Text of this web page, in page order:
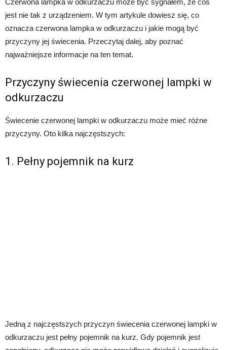
Czerwona lampka w odkurzaczu może być sygnałem, że coś
jest nie tak z urządzeniem. W tym artykule dowiesz się, co
oznacza czerwona lampka w odkurzaczu i jakie mogą być
przyczyny jej świecenia. Przeczytaj dalej, aby poznać
najważniejsze informacje na ten temat.
Przyczyny świecenia czerwonej lampki w
odkurzaczu
Świecenie czerwonej lampki w odkurzaczu może mieć różne
przyczyny. Oto kilka najczęstszych:
1. Pełny pojemnik na kurz
Jedną z najczęstszych przyczyn świecenia czerwonej lampki w
odkurzaczu jest pełny pojemnik na kurz. Gdy pojemnik jest